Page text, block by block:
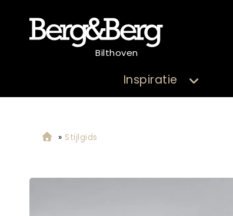
Bilthoven
Inspiratie
» Stijlgids